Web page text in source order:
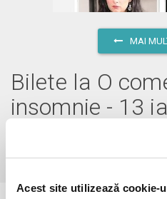
Acest site utilizează cookie-
MAI
Bilete la O
insomnie - 13
Bucuresti, Teatrul Coquette